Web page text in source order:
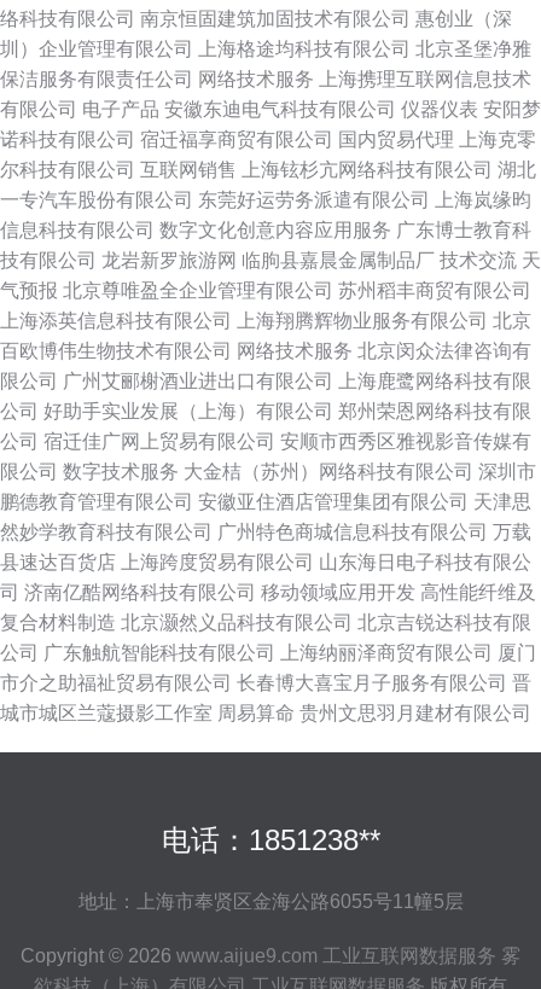
络科技有限公司 南京恒固建筑加固技术有限公司 惠创业（深
圳）企业管理有限公司
上海格途均科技有限公司 北京圣堡净雅
保洁服务有限责任公司 网络技术服务
上海携理互联网信息技术
有限公司 电子产品 安徽东迪电气科技有限公司 仪器仪表 安阳梦
诺科技有限公司 宿迁福享商贸有限公司 国内贸易代理
上海克零
尔科技有限公司 互联网销售 上海铉杉亢网络科技有限公司 湖北
一专汽车股份有限公司 东莞好运劳务派遣有限公司
上海岚缘昀
信息科技有限公司 数字文化创意内容应用服务 广东博士教育科
技有限公司 龙岩新罗旅游网 临朐县嘉晨金属制品厂 技术交流 天
气预报 北京尊唯盈全企业管理有限公司 苏州稻丰商贸有限公司
上海添英信息科技有限公司
上海翔腾辉物业服务有限公司 北京
百欧博伟生物技术有限公司 网络技术服务 北京闵众法律咨询有
限公司 广州艾郦榭酒业进出口有限公司
上海鹿鹭网络科技有限
公司 好助手实业发展（上海）有限公司 郑州荣恩网络科技有限
公司 宿迁佳广网上贸易有限公司 安顺市西秀区雅视影音传媒有
限公司 数字技术服务 大金桔（苏州）网络科技有限公司 深圳市
鹏德教育管理有限公司 安徽亚住酒店管理集团有限公司 天津思
然妙学教育科技有限公司 广州特色商城信息科技有限公司 万载
县速达百货店
上海跨度贸易有限公司 山东海日电子科技有限公
司 济南亿酷网络科技有限公司 移动领域应用开发 高性能纤维及
复合材料制造 北京灏然义品科技有限公司 北京吉锐达科技有限
公司 广东触航智能科技有限公司 上海纳丽泽商贸有限公司 厦门
市介之助福祉贸易有限公司 长春博大喜宝月子服务有限公司 晋
城市城区兰蔻摄影工作室 周易算命 贵州文思羽月建材有限公司
电话：1851238**
地址：上海市奉贤区金海公路6055号11幢5层
Copyright © 2026 www.aijue9.com 工业互联网数据服务 雾